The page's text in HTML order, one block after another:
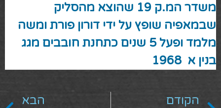
משדר המ.ק 19 שהוצא מהסליק
שבמאפיה שופץ על ידי דורון פורת ומשה
מלמד ופעל 5 שנים כתחנת חובבים מגג
בנין א 1968
הקודם
הבא